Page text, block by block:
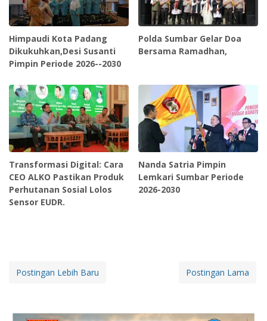
Himpaudi Kota Padang
Dikukuhkan,Desi Susanti
Pimpin Periode 2026--2030
Polda Sumbar Gelar Doa
Bersama Ramadhan,
Transformasi Digital: Cara
CEO ALKO Pastikan Produk
Perhutanan Sosial Lolos
Sensor EUDR.
Nanda Satria Pimpin
Lemkari Sumbar Periode
2026-2030
Postingan Lebih Baru Postingan Lama